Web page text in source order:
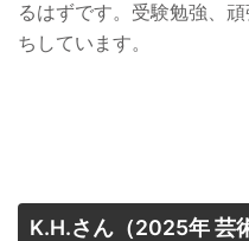
るはずです。受験勉強、
ちしています。
K.H.さん （2025年 芸